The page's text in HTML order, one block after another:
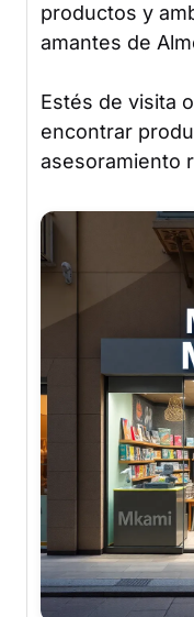
productos y
amantes de
Estés de visita
encontrar
asesoramiento